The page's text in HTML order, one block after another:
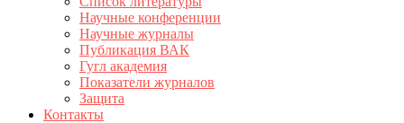
Научные конференции
Научные журналы
Публикация ВАК
Гугл академия
Показатели журналов
Защита
Контакты